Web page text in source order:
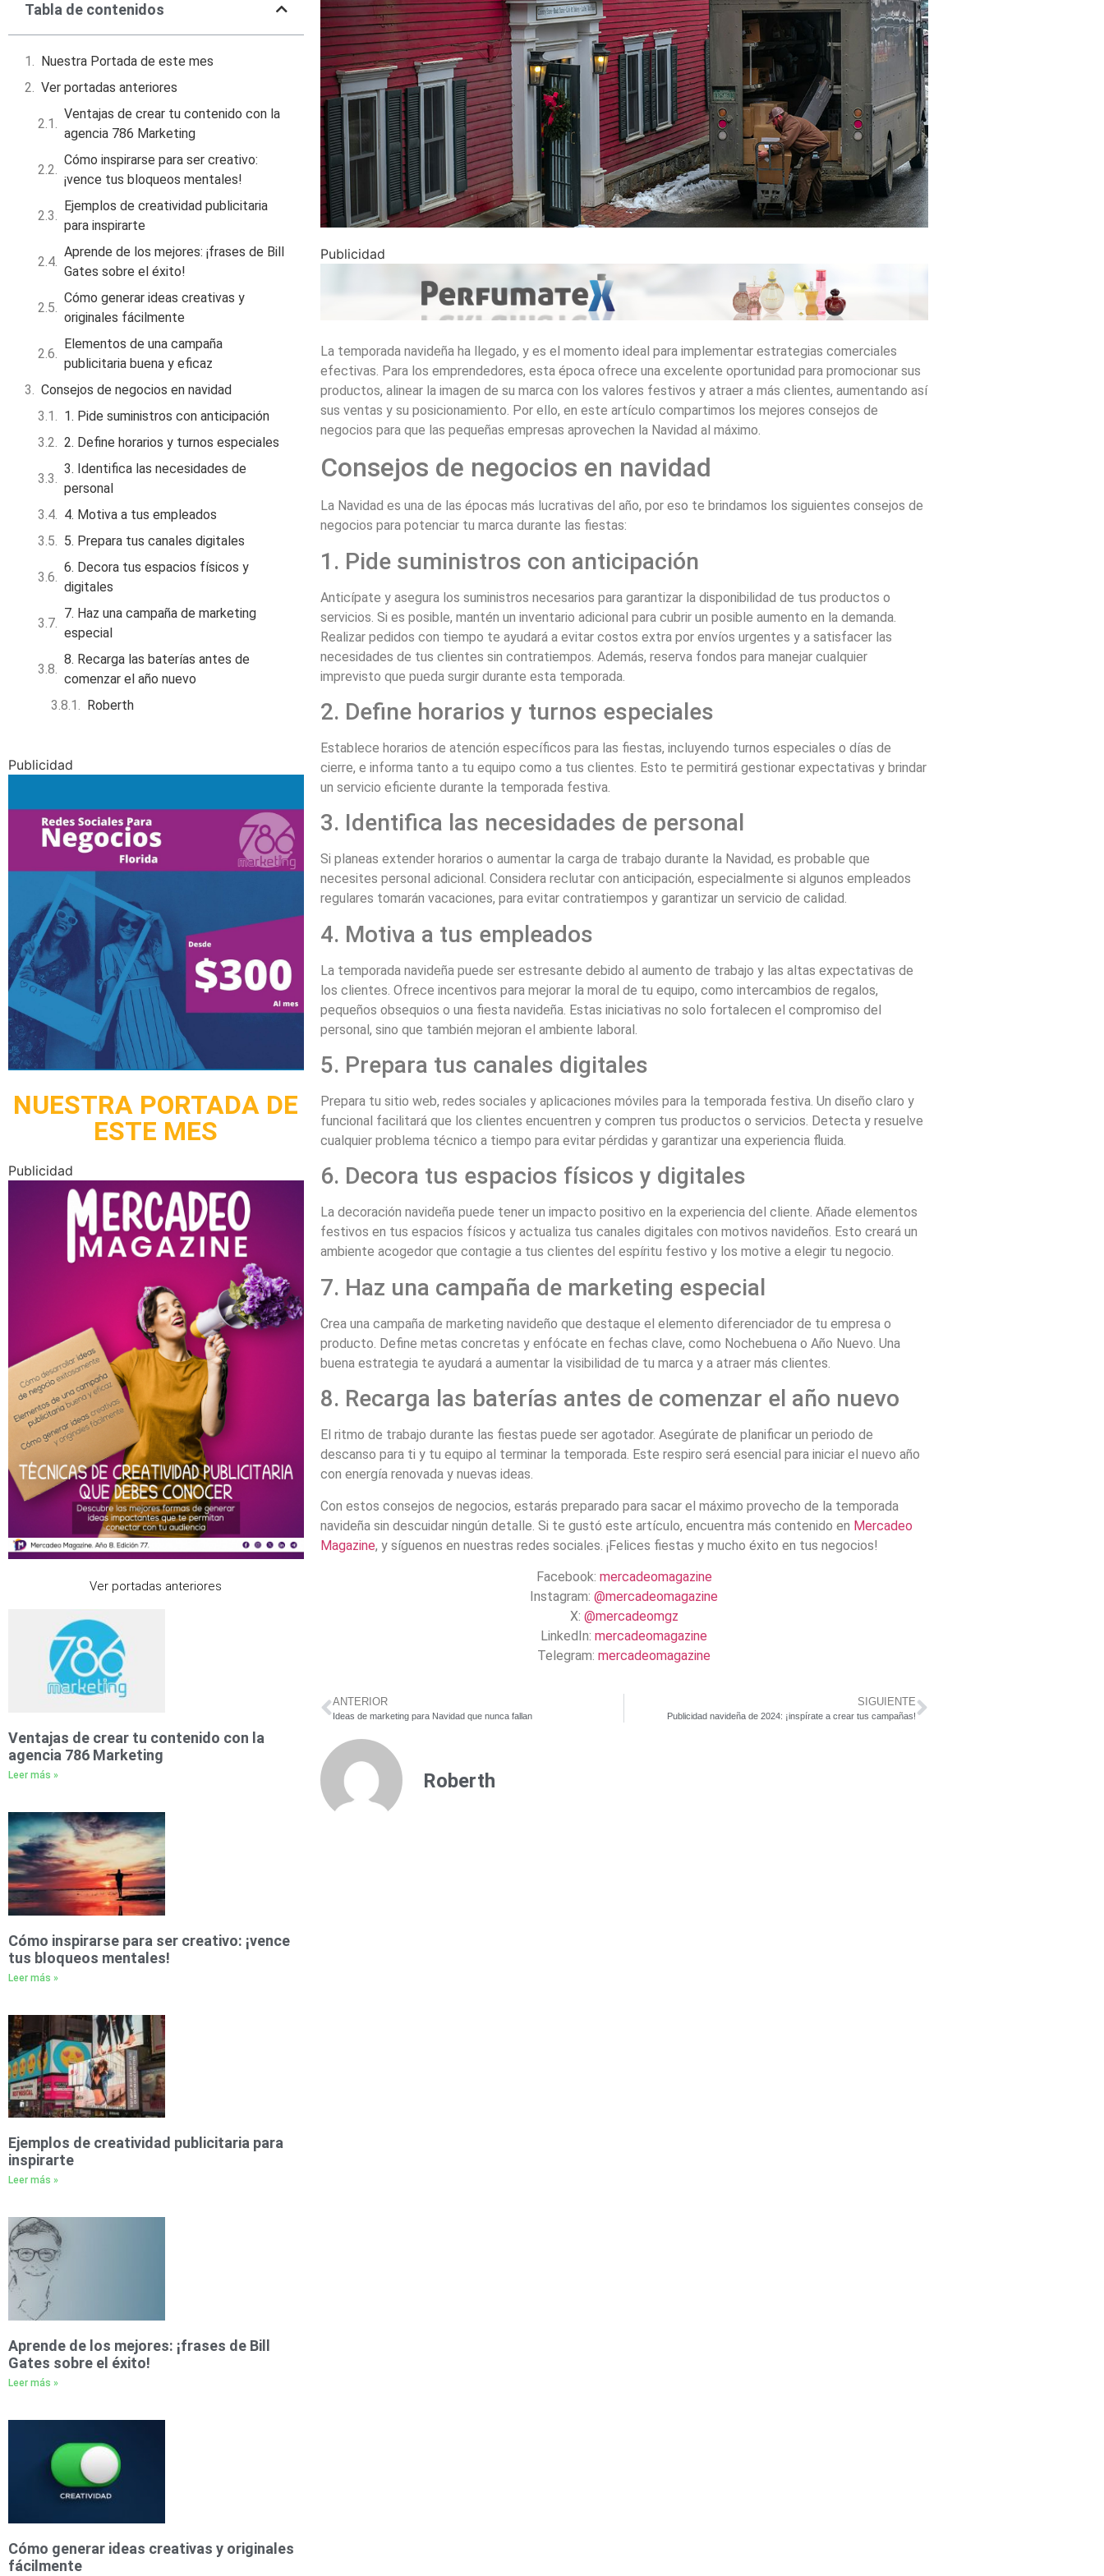
Tabla de contenidos
Nuestra Portada de este mes
Ver portadas anteriores
Ventajas de crear tu contenido con la
agencia 786 Marketing
Cómo inspirarse para ser creativo:
¡vence tus bloqueos mentales!
Ejemplos de creatividad publicitaria
para inspirarte
Aprende de los mejores: ¡frases de Bill
Gates sobre el éxito!
Cómo generar ideas creativas y
originales fácilmente
Elementos de una campaña
publicitaria buena y eficaz
Consejos de negocios en navidad
1. Pide suministros con anticipación
2. Define horarios y turnos especiales
3. Identifica las necesidades de
personal
4. Motiva a tus empleados
5. Prepara tus canales digitales
6. Decora tus espacios físicos y
digitales
7. Haz una campaña de marketing
especial
8. Recarga las baterías antes de
comenzar el año nuevo
Roberth
Publicidad
NUESTRA PORTADA DE
ESTE MES
Publicidad
Ver portadas anteriores
Ventajas de crear tu contenido con la
agencia 786 Marketing
Leer más »
Cómo inspirarse para ser creativo: ¡vence
tus bloqueos mentales!
Leer más »
Ejemplos de creatividad publicitaria para
inspirarte
Leer más »
Aprende de los mejores: ¡frases de Bill
Gates sobre el éxito!
Leer más »
Cómo generar ideas creativas y originales
fácilmente
Publicidad
La temporada navideña ha llegado, y es el momento ideal para implementar estrategias comerciales
efectivas. Para los emprendedores, esta época ofrece una excelente oportunidad para promocionar sus
productos, alinear la imagen de su marca con los valores festivos y atraer a más clientes, aumentando así
sus ventas y su posicionamiento. Por ello, en este artículo compartimos los mejores consejos de
negocios para que las pequeñas empresas aprovechen la Navidad al máximo.
Consejos de negocios en navidad
La Navidad es una de las épocas más lucrativas del año, por eso te brindamos los siguientes consejos de
negocios para potenciar tu marca durante las fiestas:
1. Pide suministros con anticipación
Anticípate y asegura los suministros necesarios para garantizar la disponibilidad de tus productos o
servicios. Si es posible, mantén un inventario adicional para cubrir un posible aumento en la demanda.
Realizar pedidos con tiempo te ayudará a evitar costos extra por envíos urgentes y a satisfacer las
necesidades de tus clientes sin contratiempos. Además, reserva fondos para manejar cualquier
imprevisto que pueda surgir durante esta temporada.
2. Define horarios y turnos especiales
Establece horarios de atención específicos para las fiestas, incluyendo turnos especiales o días de
cierre, e informa tanto a tu equipo como a tus clientes. Esto te permitirá gestionar expectativas y brindar
un servicio eficiente durante la temporada festiva.
3. Identifica las necesidades de personal
Si planeas extender horarios o aumentar la carga de trabajo durante la Navidad, es probable que
necesites personal adicional. Considera reclutar con anticipación, especialmente si algunos empleados
regulares tomarán vacaciones, para evitar contratiempos y garantizar un servicio de calidad.
4. Motiva a tus empleados
La temporada navideña puede ser estresante debido al aumento de trabajo y las altas expectativas de
los clientes. Ofrece incentivos para mejorar la moral de tu equipo, como intercambios de regalos,
pequeños obsequios o una fiesta navideña. Estas iniciativas no solo fortalecen el compromiso del
personal, sino que también mejoran el ambiente laboral.
5. Prepara tus canales digitales
Prepara tu sitio web, redes sociales y aplicaciones móviles para la temporada festiva. Un diseño claro y
funcional facilitará que los clientes encuentren y compren tus productos o servicios. Detecta y resuelve
cualquier problema técnico a tiempo para evitar pérdidas y garantizar una experiencia fluida.
6. Decora tus espacios físicos y digitales
La decoración navideña puede tener un impacto positivo en la experiencia del cliente. Añade elementos
festivos en tus espacios físicos y actualiza tus canales digitales con motivos navideños. Esto creará un
ambiente acogedor que contagie a tus clientes del espíritu festivo y los motive a elegir tu negocio.
7. Haz una campaña de marketing especial
Crea una campaña de marketing navideño que destaque el elemento diferenciador de tu empresa o
producto. Define metas concretas y enfócate en fechas clave, como Nochebuena o Año Nuevo. Una
buena estrategia te ayudará a aumentar la visibilidad de tu marca y a atraer más clientes.
8. Recarga las baterías antes de comenzar el año nuevo
El ritmo de trabajo durante las fiestas puede ser agotador. Asegúrate de planificar un periodo de
descanso para ti y tu equipo al terminar la temporada. Este respiro será esencial para iniciar el nuevo año
con energía renovada y nuevas ideas.
Con estos consejos de negocios, estarás preparado para sacar el máximo provecho de la temporada
navideña sin descuidar ningún detalle. Si te gustó este artículo, encuentra más contenido en Mercadeo
Magazine, y síguenos en nuestras redes sociales. ¡Felices fiestas y mucho éxito en tus negocios!
Facebook: mercadeomagazine
Instagram:@mercadeomagazine
X: @mercadeomgz
LinkedIn:mercadeomagazine
Telegram:mercadeomagazine
ANTERIOR
Ideas de marketing para Navidad que nunca fallan
SIGUIENTE
Publicidad navideña de 2024: ¡inspírate a crear tus campañas!
Roberth